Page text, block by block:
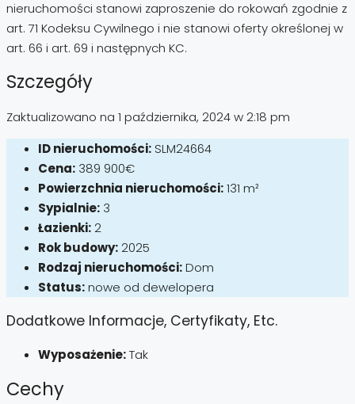
nieruchomości stanowi zaproszenie do rokowań zgodnie z
art. 71 Kodeksu Cywilnego i nie stanowi oferty określonej w
art. 66 i art. 69 i następnych KC.
Szczegóły
Zaktualizowano na 1 października, 2024 w 2:18 pm
ID nieruchomości: SLM24664
Cena: 389 900€
Powierzchnia nieruchomości:131 m²
Sypialnie: 3
Łazienki: 2
Rok budowy: 2025
Rodzaj nieruchomości:Dom
Status:nowe od dewelopera
Dodatkowe Informacje, Certyfikaty, Etc.
Wyposażenie:Tak
Cechy